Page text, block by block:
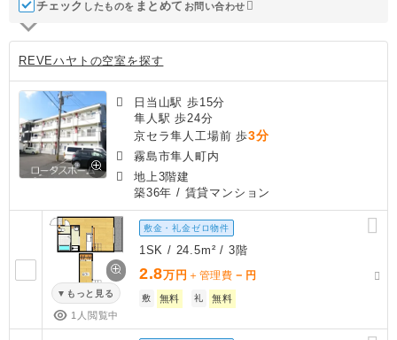
チェック したものを ま と めて お問い合わせ
REVEハヤトの空室を探す
日当山駅 歩15分
隼人駅 歩24分
京セラ隼人工場前 歩3分
霧島市隼人町内
地上3階建
築36年 / 賃貸マンション
もっと見る
1人閲覧中
敷金・礼金ゼロ物件
1SK / 24.5m² / 3階
2.8万円 ＋管理費 － 円
敷 無料 礼 無料